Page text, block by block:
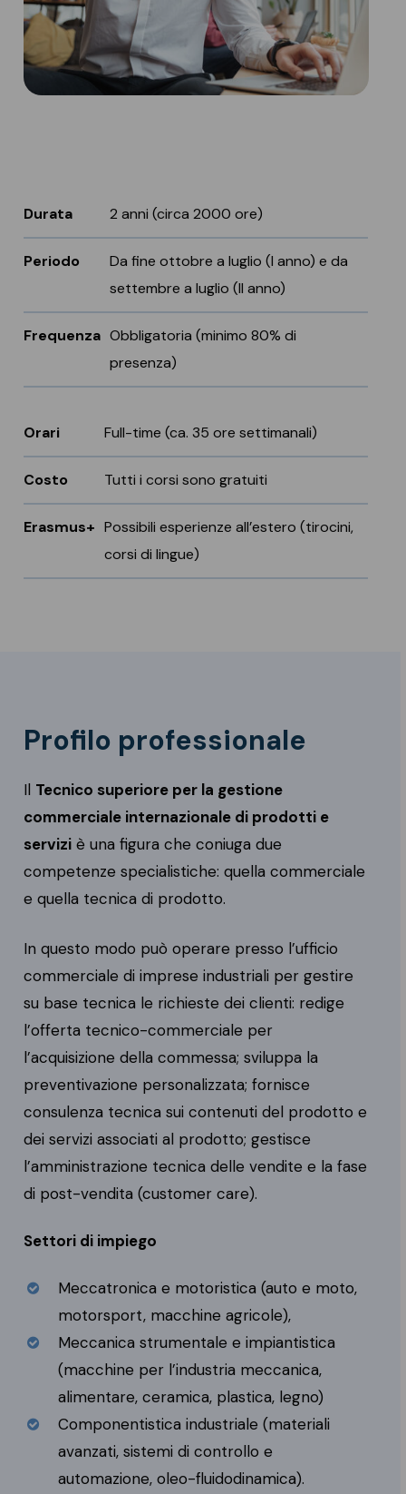
Durata 2 anni (circa 2000 ore)
Periodo
Da fine ottobre a luglio (I anno) e da
settembre a luglio (II anno)
Frequenza Obbligatoria (minimo 80% di
presenza)
Orari Full-time (ca. 35 ore settimanali)
Costo Tutti i corsi sono gratuiti
Erasmus+ Possibili esperienze all’estero (tirocini,
corsi di lingue)
Profilo professionale
Il Tecnico superiore per la gestione
commerciale internazionale di prodotti e
servizi è una figura che coniuga due
competenze specialistiche: quella commerciale
e quella tecnica di prodotto.
In questo modo può operare presso l’ufficio
commerciale di imprese industriali per gestire
su base tecnica le richieste dei clienti: redige
l’offerta tecnico-commerciale per
l’acquisizione della commessa; sviluppa la
preventivazione personalizzata; fornisce
consulenza tecnica sui contenuti del prodotto e
dei servizi associati al prodotto; gestisce
l’amministrazione tecnica delle vendite e la fase
di post-vendita (customer care).
Settori di impiego
Meccatronica e motoristica (auto e moto,
motorsport, macchine agricole),
Meccanica strumentale e impiantistica
(macchine per l’industria meccanica,
alimentare, ceramica, plastica, legno)
Componentistica industriale (materiali
avanzati, sistemi di controllo e
automazione, oleo-fluidodinamica).